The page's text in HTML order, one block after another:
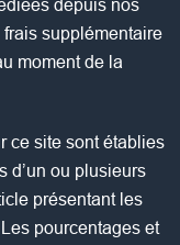
depuis nos
supplémentaire
moment de la
ce site sont établies
d’un ou plusieurs
présentant les
pourcentages et